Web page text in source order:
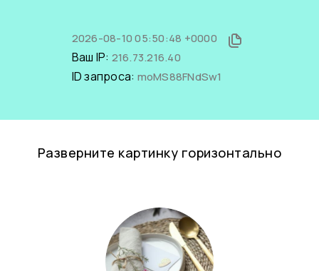
2026-08-10 05:50:48 +0000
Ваш IP: 216.73.216.40
ID запроса: moMS88FNdSw1
Разверните картинку горизонтально